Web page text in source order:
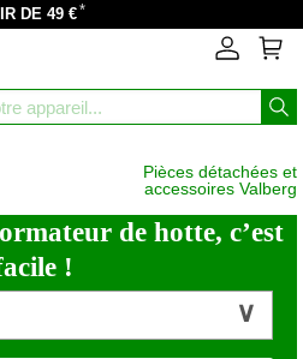
DE 49 €*
Pièces détachées et
accessoires Valberg
de hotte, c’est
!